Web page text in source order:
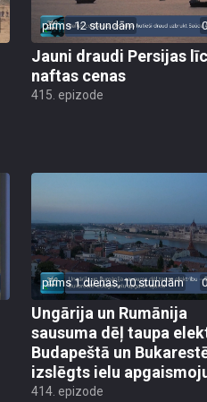
pirms 12 stundām
Jauni draudi Persijas
naftas cenas
415. epizode
pirms 1 dienas, 10 stundām
Ungārija un Rumānija
sausuma dēļ taupa
Budapeštā un
izslēgts ielu
414. epizode